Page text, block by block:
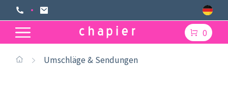
0
Umschläge & Sendungen